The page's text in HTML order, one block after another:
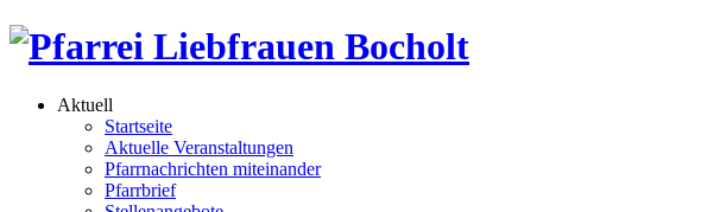
Aktuell
Startseite
Aktuelle Veranstaltungen
Pfarrnachrichten miteinander
Pfarrbrief